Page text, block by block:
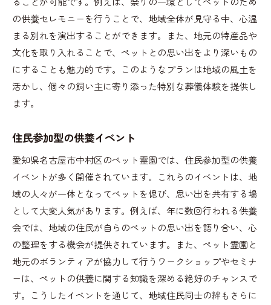
の供養セレモニーを行うことで、地域全体が見守る中、心温
まる別れを演出することができます。また、地元の特産品や
文化を取り入れることで、ペットとの思い出をより深いもの
にすることも魅力的です。このようなプランは地域の風土を
活かし、個々の飼い主に寄り添った特別な葬儀体験を提供し
ます。
住民参加型の供養イベント
愛知県名古屋市中村区のペット霊園では、住民参加型の供養
イベントが多く開催されています。これらのイベントは、地
域の人々が一体となってペットを偲び、思い出を共有する場
として大変人気があります。例えば、年に数回行われる供養
会では、地域の住民が自らのペットの思い出を語り合い、心
の整理をする機会が提供されています。また、ペット霊園と
地元のボランティアが協力して行うワークショップやセミナ
ーは、ペットの供養に関する知識を深める絶好のチャンスで
す。こうしたイベントを通じて、地域住民同士の絆もさらに